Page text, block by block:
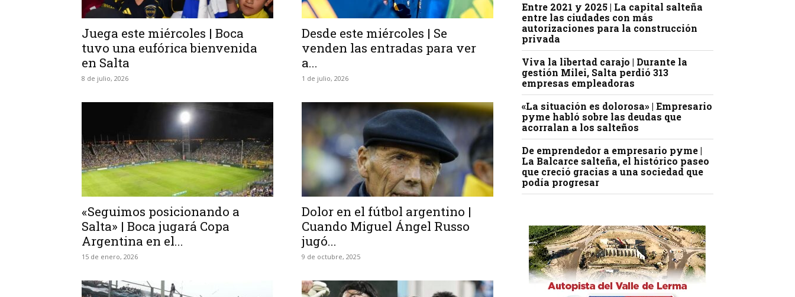
Juega este miércoles | Boca
tuvo una eufórica bienvenida
en Salta
8 de julio, 2026
Desde este miércoles | Se
venden las entradas para ver
a...
1 de julio, 2026
«Seguimos posicionando a
Salta» | Boca jugará Copa
Argentina en el...
15 de enero, 2026
Dolor en el fútbol argentino |
Cuando Miguel Ángel Russo
jugó...
9 de octubre, 2025
Entre 2021 y 2025 | La capital salteña
entre las ciudades con más
autorizaciones para la construcción
privada
Viva la libertad carajo | Durante la
gestión Milei, Salta perdió 313
empresas empleadoras
«La situación es dolorosa» | Empresario
pyme habló sobre las deudas que
acorralan a los salteños
De emprendedor a empresario pyme |
La Balcarce salteña, el histórico paseo
que creció gracias a una sociedad que
podía progresar